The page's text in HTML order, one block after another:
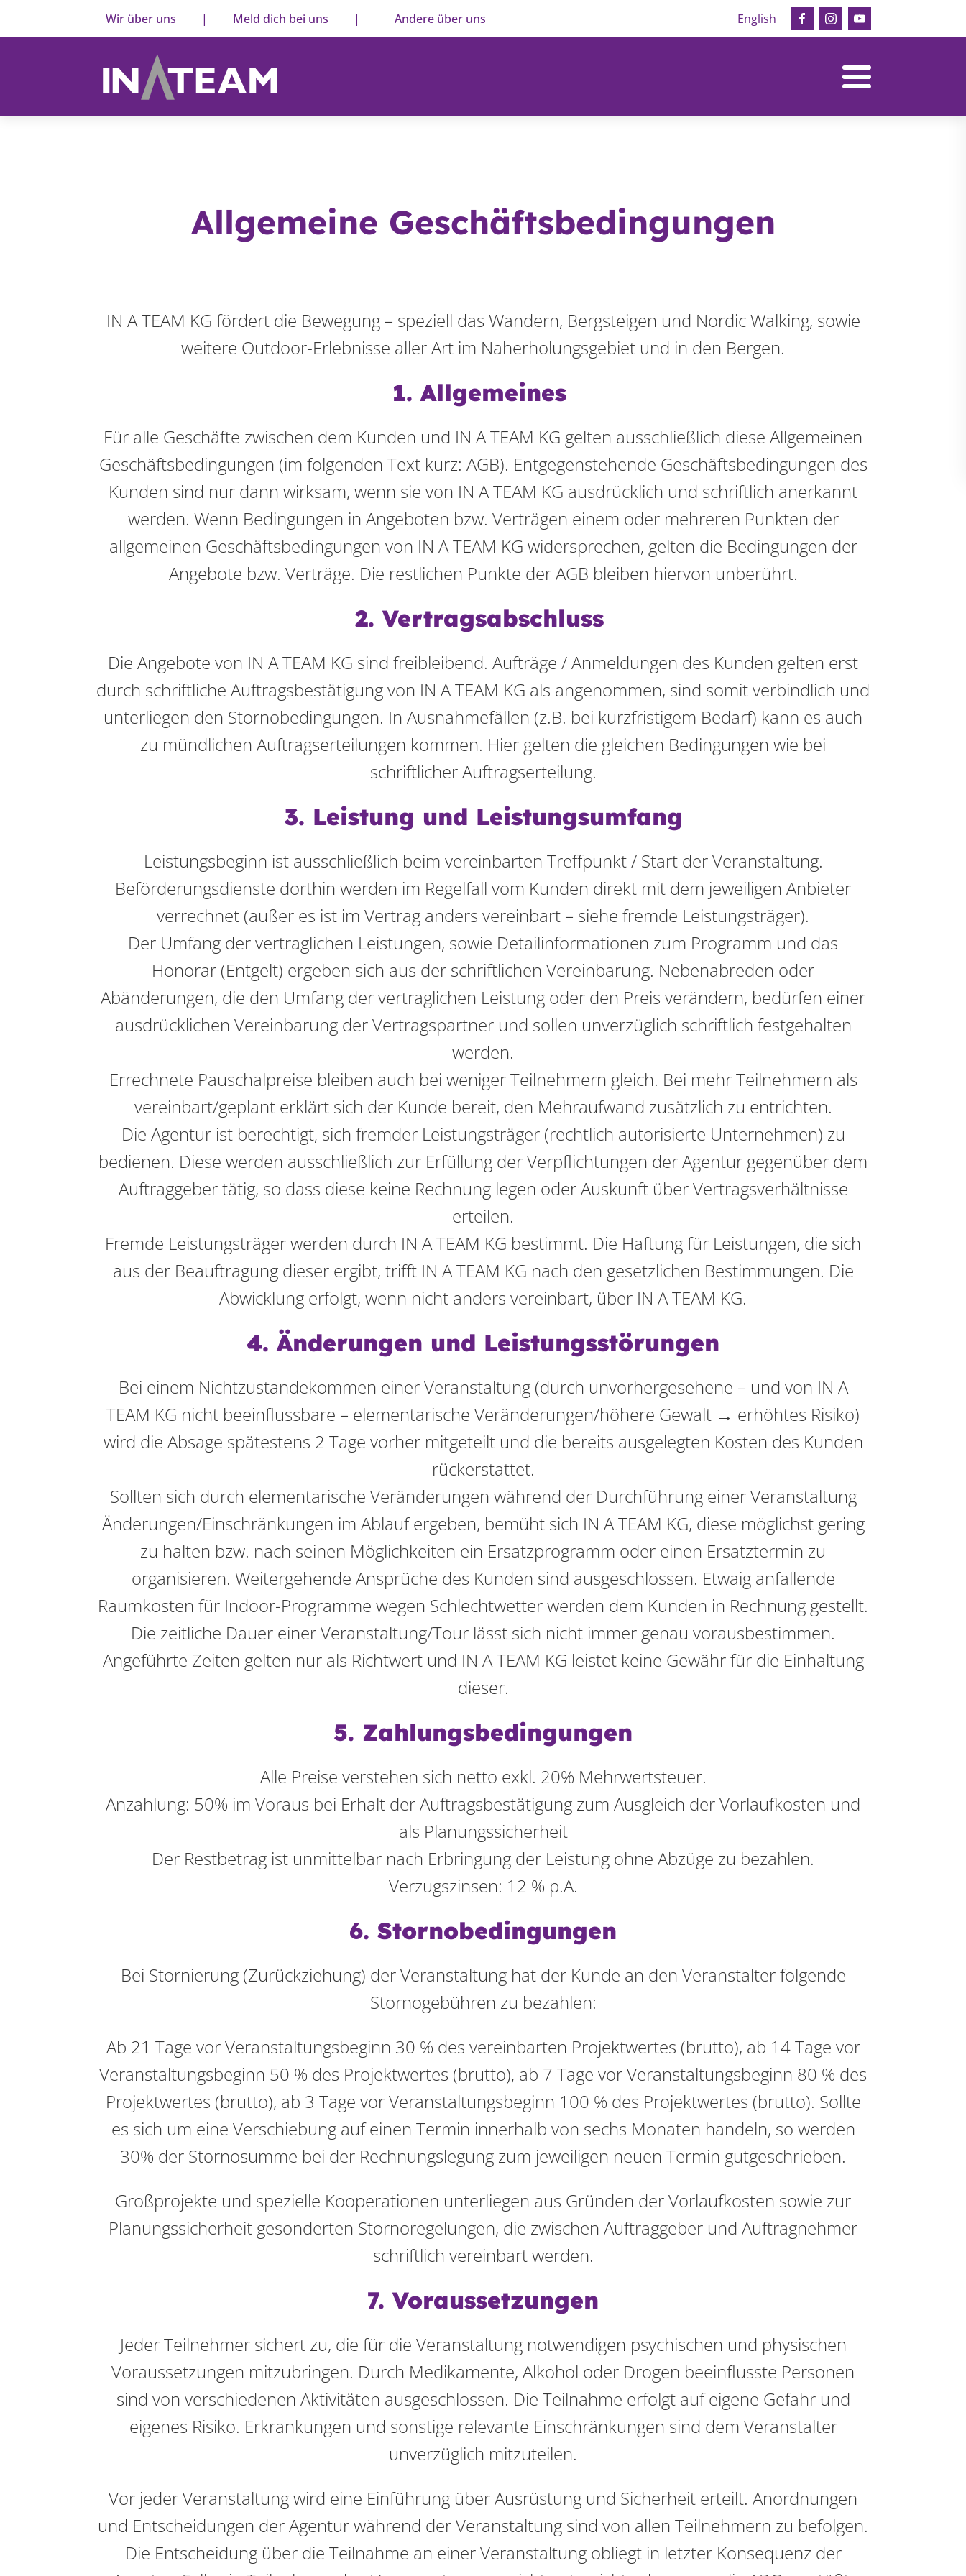
Wir über uns | Meld dich bei uns | Andere über uns English
Allgemeine Geschäftsbedingungen
IN A TEAM KG fördert die Bewegung – speziell das Wandern, Bergsteigen und Nordic Walking, sowie
weitere Outdoor-Erlebnisse aller Art im Naherholungsgebiet und in den Bergen.
1. Allgemeines
Für alle Geschäfte zwischen dem Kunden und IN A TEAM KG gelten ausschließlich diese Allgemeinen
Geschäftsbedingungen (im folgenden Text kurz: AGB). Entgegenstehende Geschäftsbedingungen des
Kunden sind nur dann wirksam, wenn sie von IN A TEAM KG ausdrücklich und schriftlich anerkannt
werden. Wenn Bedingungen in Angeboten bzw. Verträgen einem oder mehreren Punkten der
allgemeinen Geschäftsbedingungen von IN A TEAM KG widersprechen, gelten die Bedingungen der
Angebote bzw. Verträge. Die restlichen Punkte der AGB bleiben hiervon unberührt.
2. Vertragsabschluss
Die Angebote von IN A TEAM KG sind freibleibend. Aufträge / Anmeldungen des Kunden gelten erst
durch schriftliche Auftragsbestätigung von IN A TEAM KG als angenommen, sind somit verbindlich und
unterliegen den Stornobedingungen. In Ausnahmefällen (z.B. bei kurzfristigem Bedarf) kann es auch
zu mündlichen Auftragserteilungen kommen. Hier gelten die gleichen Bedingungen wie bei
schriftlicher Auftragserteilung.
3. Leistung und Leistungsumfang
Leistungsbeginn ist ausschließlich beim vereinbarten Treffpunkt / Start der Veranstaltung.
Beförderungsdienste dorthin werden im Regelfall vom Kunden direkt mit dem jeweiligen Anbieter
verrechnet (außer es ist im Vertrag anders vereinbart – siehe fremde Leistungsträger).
Der Umfang der vertraglichen Leistungen, sowie Detailinformationen zum Programm und das
Honorar (Entgelt) ergeben sich aus der schriftlichen Vereinbarung. Nebenabreden oder
Abänderungen, die den Umfang der vertraglichen Leistung oder den Preis verändern, bedürfen einer
ausdrücklichen Vereinbarung der Vertragspartner und sollen unverzüglich schriftlich festgehalten
werden.
Errechnete Pauschalpreise bleiben auch bei weniger Teilnehmern gleich. Bei mehr Teilnehmern als
vereinbart/geplant erklärt sich der Kunde bereit, den Mehraufwand zusätzlich zu entrichten.
Die Agentur ist berechtigt, sich fremder Leistungsträger (rechtlich autorisierte Unternehmen) zu
bedienen. Diese werden ausschließlich zur Erfüllung der Verpflichtungen der Agentur gegenüber dem
Auftraggeber tätig, so dass diese keine Rechnung legen oder Auskunft über Vertragsverhältnisse
erteilen.
Fremde Leistungsträger werden durch IN A TEAM KG bestimmt. Die Haftung für Leistungen, die sich
aus der Beauftragung dieser ergibt, trifft IN A TEAM KG nach den gesetzlichen Bestimmungen. Die
Abwicklung erfolgt, wenn nicht anders vereinbart, über IN A TEAM KG.
4. Änderungen und Leistungsstörungen
Bei einem Nichtzustandekommen einer Veranstaltung (durch unvorhergesehene – und von IN A
TEAM KG nicht beeinflussbare – elementarische Veränderungen/höhere Gewalt → erhöhtes Risiko)
wird die Absage spätestens 2 Tage vorher mitgeteilt und die bereits ausgelegten Kosten des Kunden
rückerstattet.
Sollten sich durch elementarische Veränderungen während der Durchführung einer Veranstaltung
Änderungen/Einschränkungen im Ablauf ergeben, bemüht sich IN A TEAM KG, diese möglichst gering
zu halten bzw. nach seinen Möglichkeiten ein Ersatzprogramm oder einen Ersatztermin zu
organisieren. Weitergehende Ansprüche des Kunden sind ausgeschlossen. Etwaig anfallende
Raumkosten für Indoor-Programme wegen Schlechtwetter werden dem Kunden in Rechnung gestellt.
Die zeitliche Dauer einer Veranstaltung/Tour lässt sich nicht immer genau vorausbestimmen.
Angeführte Zeiten gelten nur als Richtwert und IN A TEAM KG leistet keine Gewähr für die Einhaltung
dieser.
5. Zahlungsbedingungen
Alle Preise verstehen sich netto exkl. 20% Mehrwertsteuer.
Anzahlung: 50% im Voraus bei Erhalt der Auftragsbestätigung zum Ausgleich der Vorlaufkosten und
als Planungssicherheit
Der Restbetrag ist unmittelbar nach Erbringung der Leistung ohne Abzüge zu bezahlen.
Verzugszinsen: 12 % p.A.
6. Stornobedingungen
Bei Stornierung (Zurückziehung) der Veranstaltung hat der Kunde an den Veranstalter folgende
Stornogebühren zu bezahlen:
Ab 21 Tage vor Veranstaltungsbeginn 30 % des vereinbarten Projektwertes (brutto), ab 14 Tage vor
Veranstaltungsbeginn 50 % des Projektwertes (brutto), ab 7 Tage vor Veranstaltungsbeginn 80 % des
Projektwertes (brutto), ab 3 Tage vor Veranstaltungsbeginn 100 % des Projektwertes (brutto). Sollte
es sich um eine Verschiebung auf einen Termin innerhalb von sechs Monaten handeln, so werden
30% der Stornosumme bei der Rechnungslegung zum jeweiligen neuen Termin gutgeschrieben.
Großprojekte und spezielle Kooperationen unterliegen aus Gründen der Vorlaufkosten sowie zur
Planungssicherheit gesonderten Stornoregelungen, die zwischen Auftraggeber und Auftragnehmer
schriftlich vereinbart werden.
7. Voraussetzungen
Jeder Teilnehmer sichert zu, die für die Veranstaltung notwendigen psychischen und physischen
Voraussetzungen mitzubringen. Durch Medikamente, Alkohol oder Drogen beeinflusste Personen
sind von verschiedenen Aktivitäten ausgeschlossen. Die Teilnahme erfolgt auf eigene Gefahr und
eigenes Risiko. Erkrankungen und sonstige relevante Einschränkungen sind dem Veranstalter
unverzüglich mitzuteilen.
Vor jeder Veranstaltung wird eine Einführung über Ausrüstung und Sicherheit erteilt. Anordnungen
und Entscheidungen der Agentur während der Veranstaltung sind von allen Teilnehmern zu befolgen.
Die Entscheidung über die Teilnahme an einer Veranstaltung obliegt in letzter Konsequenz der